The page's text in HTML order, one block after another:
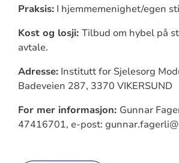
Praksis:I hjemmemenighet/egen
Kost og losji: Tilbud om hybel på
avtale.
Adresse:Institutt for Sjelesorg
Badeveien 287, 3370 VIKERSUND
For mer informasjon: Gunnar
47416701, e-post: